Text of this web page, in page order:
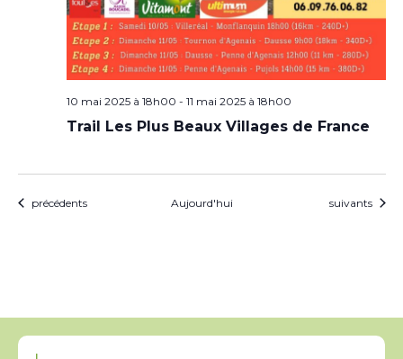
10 mai 2025 à 18h00 - 11 mai 2025 à 18h00
Trail Les Plus Beaux Villages de France
Évènements
précédents Aujourd'hui Évènements
suivants